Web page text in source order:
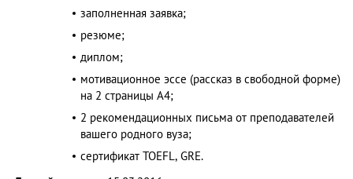
заполненная заявка;
резюме;
диплом;
мотивационное эссе (рассказ в свободной форме)
на 2 страницы А4;
2 рекомендационных письма от преподавателей
вашего родного вуза;
сертификат TOEFL, GRE.